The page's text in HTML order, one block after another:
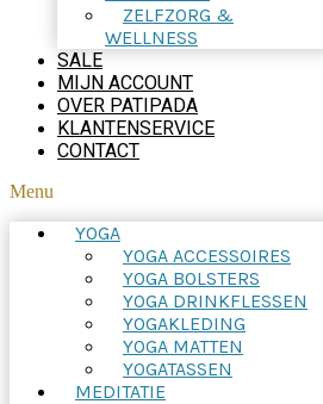
ZELFZORG &
WELLNESS
SALE
MIJN ACCOUNT
OVER PATIPADA
KLANTENSERVICE
CONTACT
Menu
YOGA
YOGA ACCESSOIRES
YOGA BOLSTERS
YOGA DRINKFLESSEN
YOGAKLEDING
YOGA MATTEN
YOGATASSEN
MEDITATIE